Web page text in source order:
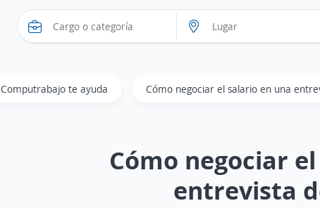
Computrabajo te ayuda Cómo negociar el salario en una
Cómo negociar
entrevista